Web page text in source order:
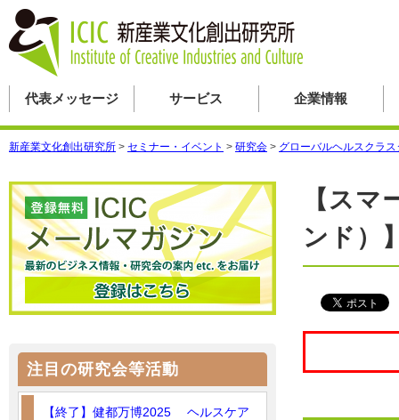
代表メッセージ サービス 企業情報
新産業文化創出研究所 > セミナー・イベント > 研究会 > グローバルヘルスクラス
【ス
ンド）
注目の研究会等活動
【終了】健都万博2025 ヘルスケア